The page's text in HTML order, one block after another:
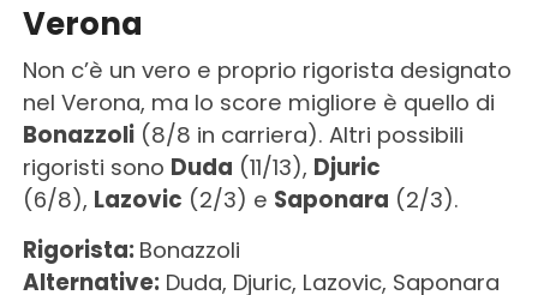
Verona
Non c’è un vero e proprio rigorista designato
nel Verona, ma lo score migliore è quello di
Bonazzoli(8/8 in carriera). Altri possibili
rigoristi sono Duda (11/13), Djuric
(6/8), Lazovic (2/3) e Saponara (2/3).
Rigorista: Bonazzoli
Alternative:Duda, Djuric, Lazovic, Saponara